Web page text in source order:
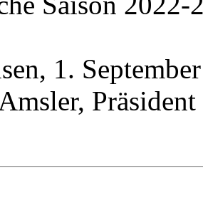
1.